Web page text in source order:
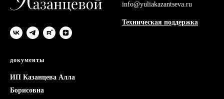
info@yuliakazantseva.ru
Техническая поддержка
документы
ИП Казанцева Алла
Борисовна